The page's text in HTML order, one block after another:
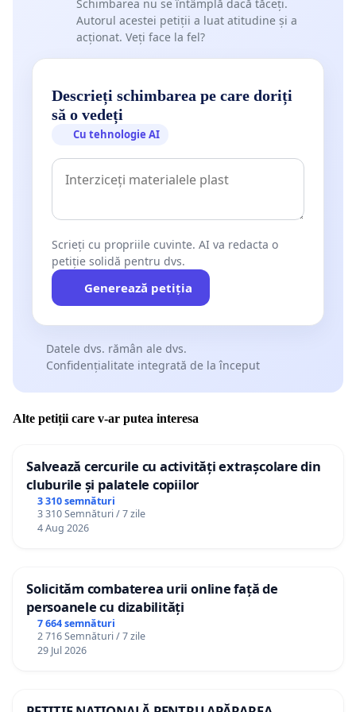
- modernizarea spațiilor publice;
- sprijinirea activităților culturale locale;
- sprijinirea adăposturilor și programelor de
protecție a animalelor;
- amenajarea spațiilor verzi;
Un spectacol de artificii produce un efect de câteva
minute, în timp ce investițiile comunitare pot aduce
beneficii reale și pe termen lung. 5 minute de
artificii nu valorează stresul animalelor și banii
comunității. Alba Iulia poate sărbători mai
inteligent
Tot mai multe orașe aleg să reducă sau să elimine
prietenoase cu comunitatea:
- spectacole cu drone;
- videomapping;
- proiecții arhitecturale;
- evenimente culturale și artistice.
Schimbarea nu se întâmplă dacă tăceți.
Autorul acestei petiții a luat atitudine și a
acționat. Veți face la fel?
Descrieți schimbarea pe care doriți
să o vedeți
Cu tehnologie AI
Scrieți cu propriile cuvinte. AI va redacta o
petiție solidă pentru dvs.
Generează petiția
Datele dvs. rămân ale dvs.
Confidențialitate integrată de la început
Alte petiții care v-ar putea interesa
Salvează cercurile cu activități extrașcolare din
cluburile și palatele copiilor
3 310 semnături
3 310 Semnături / 7 zile
4 Aug 2026
Solicităm combaterea urii online față de
persoanele cu dizabilități
7 664 semnături
2 716 Semnături / 7 zile
29 Jul 2026